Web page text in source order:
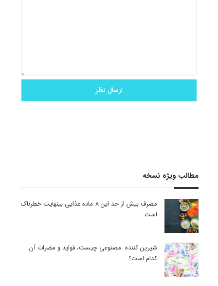
مطالب ویژه نسخه
مصرف بیش از حد این 8 ماده غذایی بینهایت خطرناک
است
شیرین کننده مصنوعی چیست، فواید و مضرات آن
کدام است؟